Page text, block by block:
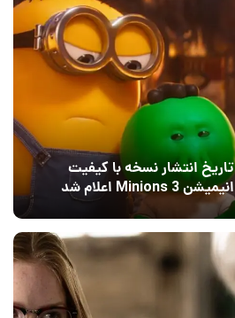
تاریخ انتشار نسخه با کیفیت
انیمیشن Minions 3 اعلام شد